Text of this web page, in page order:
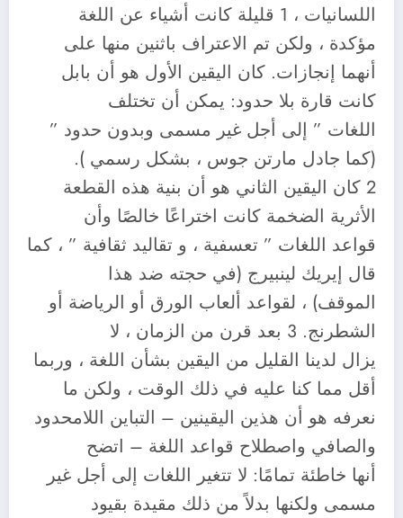
اللسانيات ، 1 قليلة كانت أشياء عن اللغة
مؤكدة ، ولكن تم الاعتراف باثنين منها على
أنهما إنجازات. كان اليقين الأول هو أن بابل
كانت قارة بلا حدود: يمكن أن تختلف
اللغات ” إلى أجل غير مسمى وبدون حدود ”
(كما جادل مارتن جوس ، بشكل رسمي ).
2 كان اليقين الثاني هو أن بنية هذه القطعة
الأثرية الضخمة كانت اختراعًا خالصًا وأن
قواعد اللغات ” تعسفية ، و تقاليد ثقافية ” ، كما
قال إيريك لينبيرج (في حجته ضد هذا
الموقف) ، لقواعد ألعاب الورق أو الرياضة أو
الشطرنج. 3 بعد قرن من الزمان ، لا
يزال لدينا القليل من اليقين بشأن اللغة ، وربما
أقل مما كنا عليه في ذلك الوقت ، ولكن ما
نعرفه هو أن هذين اليقينين – التباين اللامحدود
والصافي واصطلاح قواعد اللغة – اتضح
أنها خاطئة تمامًا: لا تتغير اللغات إلى أجل غير
مسمى ولكنها بدلاً من ذلك مقيدة بقيود